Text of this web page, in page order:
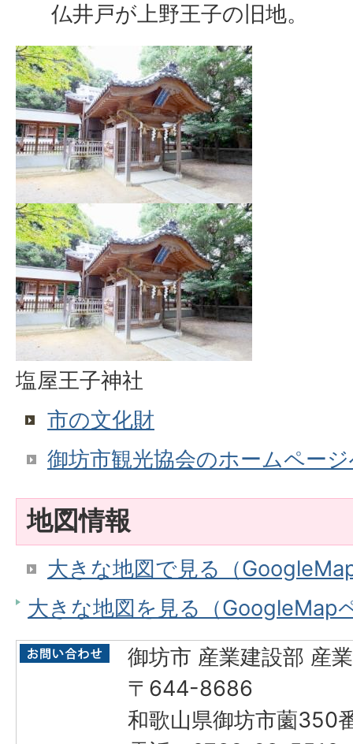
仏井戸が上野王子の旧地。
塩屋王子神社
市の文化財
御坊市観光協会のホームペー
地図情報
大きな地図で見る（
大きな地図を見る（GoogleMap
御坊市 産業建設部 産
〒644-8686
和歌山県御坊市薗350